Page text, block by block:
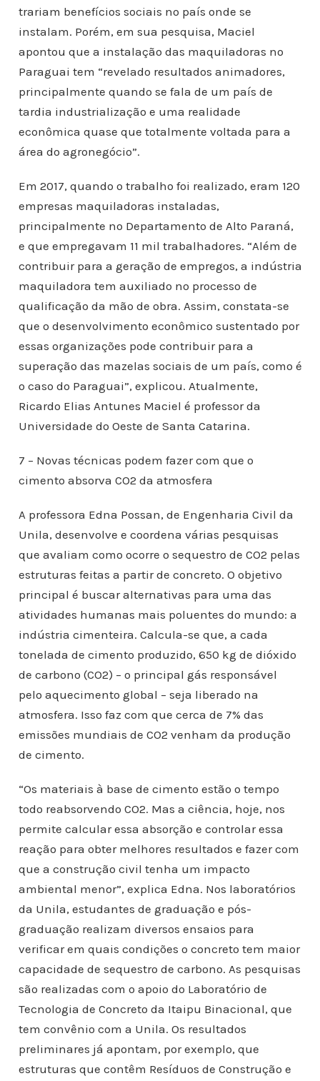
trariam benefícios sociais no país onde se
instalam. Porém, em sua pesquisa, Maciel
apontou que a instalação das maquiladoras no
Paraguai tem “revelado resultados animadores,
principalmente quando se fala de um país de
tardia industrialização e uma realidade
econômica quase que totalmente voltada para a
área do agronegócio”.
Em 2017, quando o trabalho foi realizado, eram 120
empresas maquiladoras instaladas,
principalmente no Departamento de Alto Paraná,
e que empregavam 11 mil trabalhadores. “Além de
contribuir para a geração de empregos, a indústria
maquiladora tem auxiliado no processo de
qualificação da mão de obra. Assim, constata-se
que o desenvolvimento econômico sustentado por
essas organizações pode contribuir para a
superação das mazelas sociais de um país, como é
o caso do Paraguai”, explicou. Atualmente,
Ricardo Elias Antunes Maciel é professor da
Universidade do Oeste de Santa Catarina.
7 – Novas técnicas podem fazer com que o
cimento absorva CO2 da atmosfera
A professora Edna Possan, de Engenharia Civil da
Unila, desenvolve e coordena várias pesquisas
que avaliam como ocorre o sequestro de CO2 pelas
estruturas feitas a partir de concreto. O objetivo
principal é buscar alternativas para uma das
atividades humanas mais poluentes do mundo: a
indústria cimenteira. Calcula-se que, a cada
tonelada de cimento produzido, 650 kg de dióxido
de carbono (CO2) – o principal gás responsável
pelo aquecimento global – seja liberado na
atmosfera. Isso faz com que cerca de 7% das
emissões mundiais de CO2 venham da produção
de cimento.
“Os materiais à base de cimento estão o tempo
todo reabsorvendo CO2. Mas a ciência, hoje, nos
permite calcular essa absorção e controlar essa
reação para obter melhores resultados e fazer com
que a construção civil tenha um impacto
ambiental menor”, explica Edna. Nos laboratórios
da Unila, estudantes de graduação e pós-
graduação realizam diversos ensaios para
verificar em quais condições o concreto tem maior
capacidade de sequestro de carbono. As pesquisas
são realizadas com o apoio do Laboratório de
Tecnologia de Concreto da Itaipu Binacional, que
tem convênio com a Unila. Os resultados
preliminares já apontam, por exemplo, que
estruturas que contêm Resíduos de Construção e